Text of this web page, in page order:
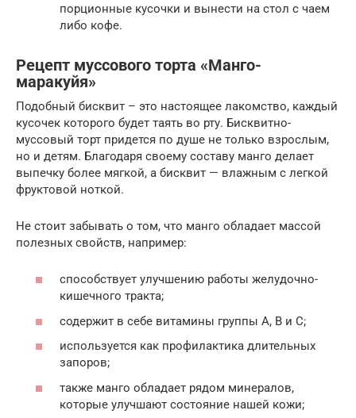
порционные кусочки и вынести на стол с чаем
либо кофе.
Рецепт муссового торта «Манго-
маракуйя»
Подобный бисквит – это настоящее лакомство, каждый
кусочек которого будет таять во рту. Бисквитно-
муссовый торт придется по душе не только взрослым,
но и детям. Благодаря своему составу манго делает
выпечку более мягкой, а бисквит — влажным с легкой
фруктовой ноткой.
Не стоит забывать о том, что манго обладает массой
полезных свойств, например:
способствует улучшению работы желудочно-
кишечного тракта;
содержит в себе витамины группы A, B и C;
используется как профилактика длительных
запоров;
также манго обладает рядом минералов,
которые улучшают состояние нашей кожи;